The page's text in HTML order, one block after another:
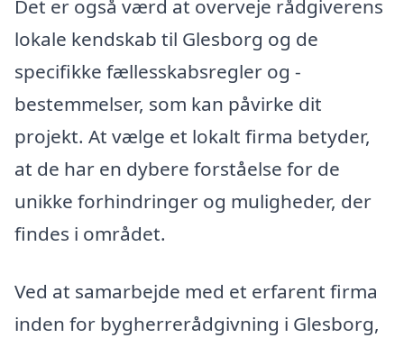
Det er også værd at overveje rådgiverens
lokale kendskab til Glesborg og de
specifikke fællesskabsregler og -
bestemmelser, som kan påvirke dit
projekt. At vælge et lokalt firma betyder,
at de har en dybere forståelse for de
unikke forhindringer og muligheder, der
findes i området.
Ved at samarbejde med et erfarent firma
inden for bygherrerådgivning i Glesborg,